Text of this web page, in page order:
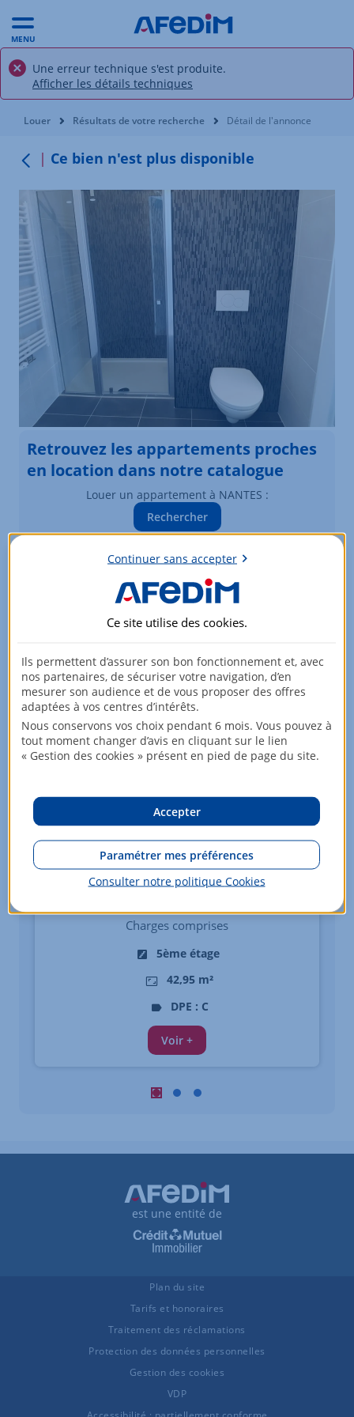
MENU
Une erreur technique s'est produite.
Afficher les détails techniques
Vous êtes ici:
Louer Résultats de votre recherche Détail de l'annonce
Ce bien n'est plus disponible
Retrouvez les appartements proches
en location dans notre catalogue
Louer un appartement à NANTES :
Rechercher
Vous souhaitez modifier vos critères de recherche ?
Plus de critères
Biens similaires à la location
Carousel : Biens similaires à la
Carousel : Biens similaires à la
Carousel : Biens similaires à
Élément 1 sur 3
Appartement - 2 pièces
NANTES
Charges comprises
5ème étage
42,95 m²
DPE : C
Voir +
est une entité de
Plan du site
Tarifs et honoraires
Traitement des réclamations
Protection des données personnelles
Gestion des cookies
VDP
Continuer sans accepter
Ce site utilise des cookies.
Ils permettent d’assurer son bon fonctionnement et, avec
nos partenaires, de sécuriser votre navigation, d’en
mesurer son audience et de vous proposer des offres
adaptées à vos centres d’intérêts.
Nous conservons vos choix pendant 6 mois. Vous pouvez à
tout moment changer d’avis en cliquant sur le lien
« Gestion des cookies » présent en pied de page du site.
Accepter
Paramétrer mes préférences
Consulter notre politique Cookies